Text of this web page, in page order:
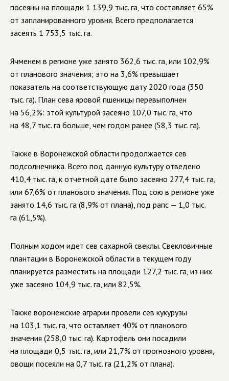
посеяны на площади 1 139,9 тыс. га, что составляет 65%
от запланированного уровня. Всего предполагается
засеять 1 753,5 тыс. га.
Ячменем в регионе уже занято 362,6 тыс. га, или 102,9%
от планового значения; это на 3,6% превышает
показатель на соответствующую дату 2020 года (350
тыс. га). План сева яровой пшеницы перевыполнен
на 56,2%: этой культурой засеяно 107,0 тыс. га, что
на 48,7 тыс. га больше, чем годом ранее (58,3 тыс. га).
Также в Воронежской области продолжается сев
подсолнечника. Всего под данную культуру отведено
410,4 тыс. га, к отчетной дате было засеяно 277,4 тыс. га,
или 67,6% от планового значения. Под сою в регионе уже
занято 14,6 тыс. га (8,9% от плана), под рапс — 1,0 тыс.
га (61,5%).
Полным ходом идет сев сахарной свеклы. Свекловичные
плантации в Воронежской области в текущем году
планируется разместить на площади 127,2 тыс. га, из них
уже засеяно 104,9 тыс. га, или 82,5%.
Также воронежские аграрии провели сев кукурузы
на 103,1 тыс. га, что оставляет 40% от планового
значения (258,0 тыс. га). Картофель они посадили
на площади 0,5 тыс. га, или 21,7% от прогнозного уровня,
овощи посеяли на 0,7 тыс. га (21,2% от плана).